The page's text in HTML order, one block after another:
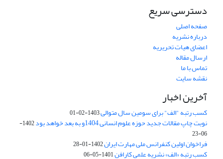
دسترسی سریع
صفحه اصلی
درباره نشریه
اعضای هیات تحریریه
ارسال مقاله
تماس با ما
نقشه سایت
آخرین اخبار
کسب رتبه "الف" برای سومین سال متوالی1403-02-01
نوبت چاپ مقالات جدید حوزه علوم انسانی 1404و به بعد خواهد بود
1402-
06-23
فراخوان اولین کنفرانس ملی مهارت ایران1402-01-28
کسب رتبه «الف» نشریه علمی کارافن1401-05-06